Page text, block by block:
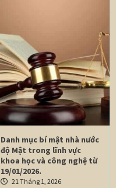
Danh mục bí mật nhà nước
độ Mật trong lĩnh vực
khoa học và công nghệ từ
19/01/2026.
21 Tháng 1, 2026